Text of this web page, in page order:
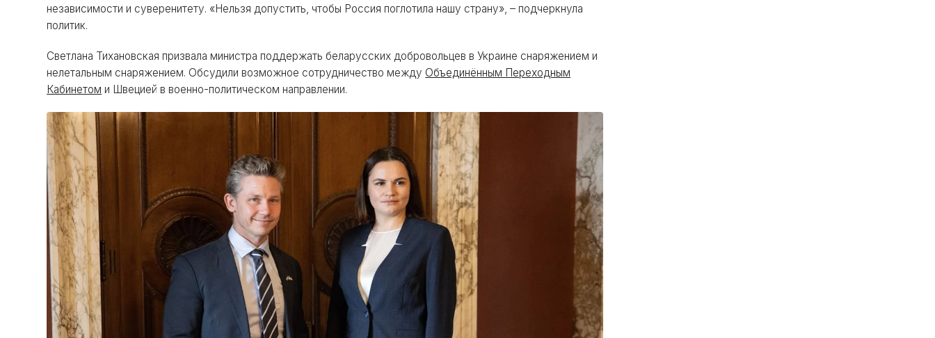
независимости и суверенитету. «Нельзя допустить, чтобы Россия поглотила нашу страну», – подчеркнула
политик.
Светлана Тихановская призвала министра поддержать беларусских добровольцев в Украине снаряжением и
нелетальным снаряжением. Обсудили возможное сотрудничество между Объединённым Переходным
Кабинетом и Швецией в военно-политическом направлении.